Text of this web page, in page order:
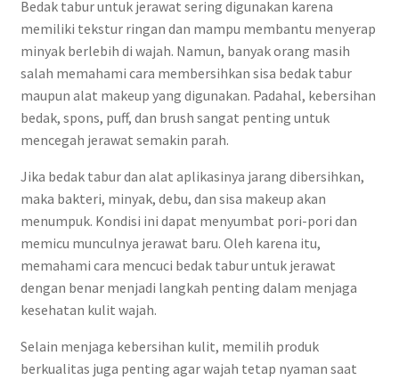
Bedak tabur untuk jerawat sering digunakan karena
memiliki tekstur ringan dan mampu membantu menyerap
minyak berlebih di wajah. Namun, banyak orang masih
salah memahami cara membersihkan sisa bedak tabur
maupun alat makeup yang digunakan. Padahal, kebersihan
bedak, spons, puff, dan brush sangat penting untuk
mencegah jerawat semakin parah.
Jika bedak tabur dan alat aplikasinya jarang dibersihkan,
maka bakteri, minyak, debu, dan sisa makeup akan
menumpuk. Kondisi ini dapat menyumbat pori-pori dan
memicu munculnya jerawat baru. Oleh karena itu,
memahami cara mencuci bedak tabur untuk jerawat
dengan benar menjadi langkah penting dalam menjaga
kesehatan kulit wajah.
Selain menjaga kebersihan kulit, memilih produk
berkualitas juga penting agar wajah tetap nyaman saat